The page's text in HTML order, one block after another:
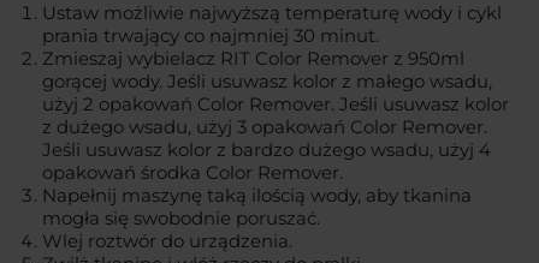
Ustaw możliwie najwyższą temperaturę wody i cykl
prania trwający co najmniej 30 minut.
Zmieszaj wybielacz RIT Color Remover z 950ml
gorącej wody. Jeśli usuwasz kolor z małego wsadu,
użyj 2 opakowań Color Remover. Jeśli usuwasz kolor
z dużego wsadu, użyj 3 opakowań Color Remover.
Jeśli usuwasz kolor z bardzo dużego wsadu, użyj 4
opakowań środka Color Remover.
Napełnij maszynę taką ilością wody, aby tkanina
mogła się swobodnie poruszać.
Wlej roztwór do urządzenia.